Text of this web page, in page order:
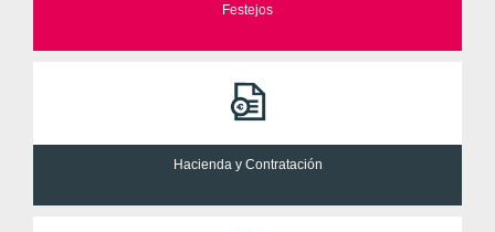
Festejos
Hacienda y Contratación